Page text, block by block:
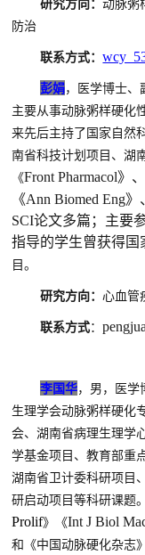
研究方向：动脉粥
防治
联系方式：
彭娟，
医学博士、
主要从事动脉粥样硬化
来先后主持了国家自然
南省科技计划项目、湖
《Front Pharmacol》
《Ann Biomed Eng
SCI论文多篇；主要
指导的学生曾获得国
目。
研究方向：心血管
联系方式：
李国华， 男，医学
生理学会动脉粥样硬化
会、湖南省病理生理学
学基金项目、教育部重
湖南省卫计委科研项目
研启动项目等科研课题
Prolif》《Int J Biol
和《中国动脉硬化杂志